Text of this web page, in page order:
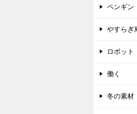
ペンギン
やすらぎ
ロボット
働く
冬の素材